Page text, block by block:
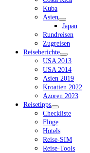
Kuba
Asien
Dropdown-
Menü
öffnen
Japan
Rundreisen
Zugreisen
Reiseberichte
Dropdown-
Menü
öffnen
USA 2013
USA 2014
Asien 2019
Kroatien 2022
Azoren 2023
Reisetipps
Dropdown-
Menü
öffnen
Checkliste
Flüge
Hotels
Reise-SIM
Reise-Tools